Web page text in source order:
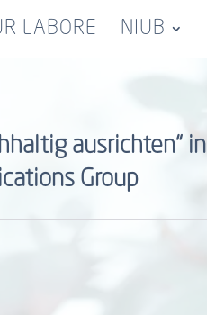
LABORE NIUB
ausrichten“ in
Group